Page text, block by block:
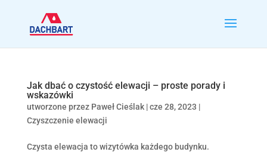
Jak dbać o czystość elewacji – proste porady i
wskazówki
utworzone przez Paweł Cieślak|cze 28, 2023 |
Czyszczenie elewacji
Czysta elewacja to wizytówka każdego budynku.